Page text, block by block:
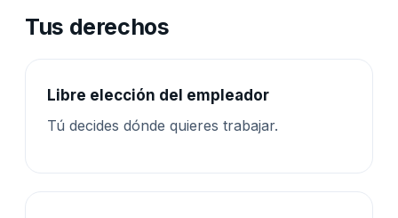
Tus derechos
Libre elección del empleador
Tú decides dónde quieres trabajar.